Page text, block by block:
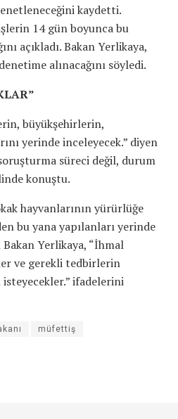
kaydetti.
14 gün boyunca bu
açıkladı. Bakan Yerlikaya,
alınacağını söyledi.
büyükşehirlerin,
yerinde inceleyecek.” diyen
süreci değil, durum
konuştu.
hayvanlarının yürürlüğe
bu yana yapılanları yerinde
Yerlikaya, “İhmal
ve gerekli tedbirlerin
isteyecekler.” ifadelerini
müfettiş